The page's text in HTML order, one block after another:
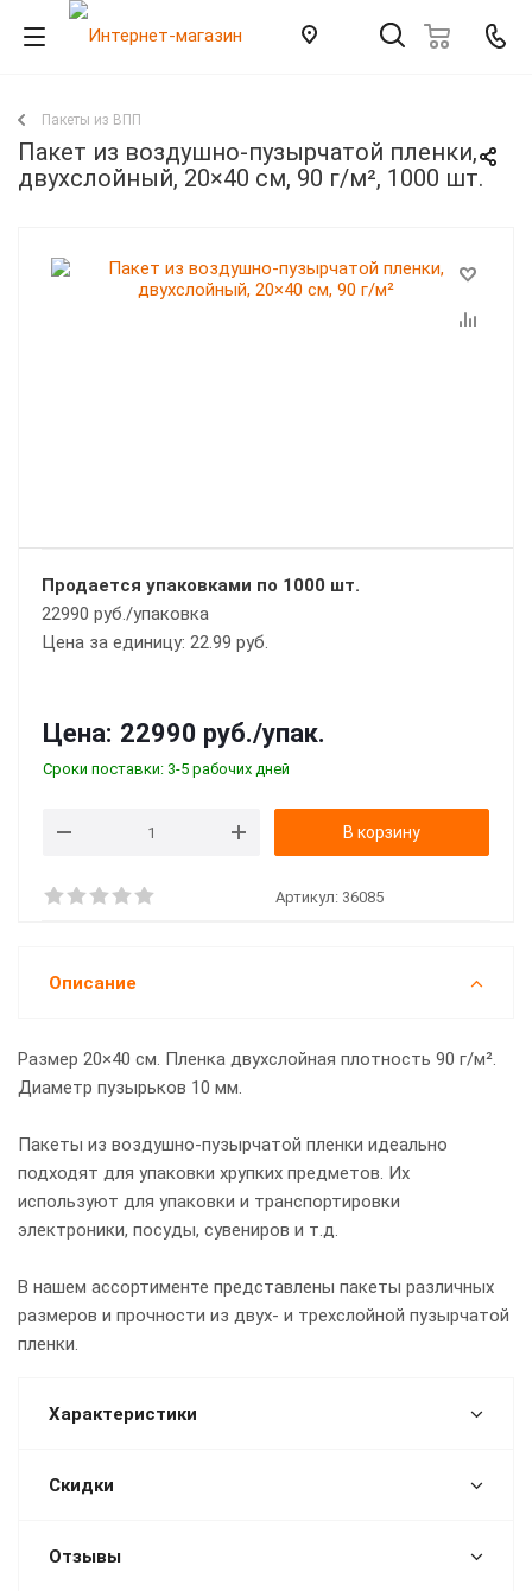
Пакеты из ВПП
Пакет из воздушно-пузырчатой пленки,
двухслойный, 20×40 см, 90 г/м², 1000 шт.
Продается упаковками по 1000 шт.
22990 руб./упаковка
Цена за единицу: 22.99 руб.
Цена: 22990 руб./упак.
Сроки поставки: 3-5 рабочих дней
В корзину
Артикул: 36085
Описание
Размер 20×40 см. Пленка двухслойная плотность 90 г/м².
Диаметр пузырьков 10 мм.
Пакеты из воздушно-пузырчатой пленки идеально
подходят для упаковки хрупких предметов. Их
используют для упаковки и транспортировки
электроники, посуды, сувениров и т.д.
В нашем ассортименте представлены пакеты различных
размеров и прочности из двух- и трехслойной пузырчатой
пленки.
Характеристики
Скидки
Отзывы